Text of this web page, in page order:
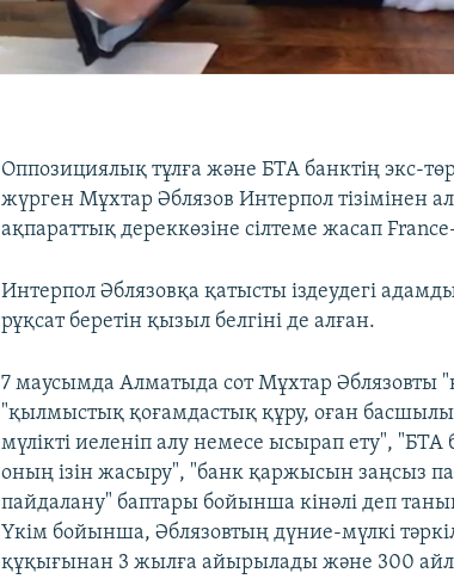
Оппозициялық тұлға және БТА банктің экс-
жүрген Мұхтар Әблязов Интерпол тізімінен
ақпараттық дереккөзіне сілтеме жасап France-
Интерпол Әблязовқа қатысты іздеудегі
рұқсат беретін қызыл белгіні де алған.
7 маусымда Алматыда сот Мұхтар Әблязовты
"қылмыстық қоғамдастық құру, оған
мүлiктi иеленiп алу немесе ысырап ету",
оның ізін жасыру", "банк қаржысын заңсыз
пайдалану" баптары бойынша кінәлі деп
Үкім бойынша, Әблязовтың дүние-мүлкі
құқығынан 3 жылға айырылады және 300